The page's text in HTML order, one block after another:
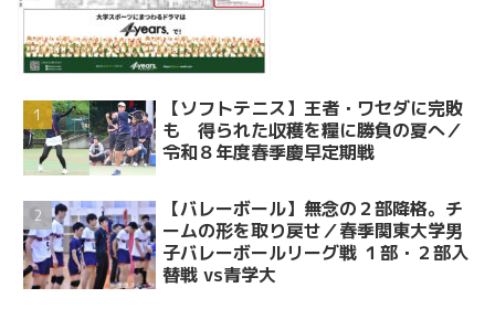
【ソフトテニス】王者・ワセダに完敗
も 得られた収穫を糧に勝負の夏へ／
令和８年度春季慶早定期戦
【バレーボール】無念の２部降格。チ
ームの形を取り戻せ／春季関東大学男
子バレーボールリーグ戦 １部・２部入
替戦 vs青学大